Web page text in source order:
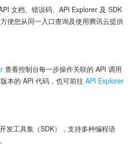
文档、错误码、API Explorer 及 SDK
便您从同一入口查询及使用腾讯云提供
查看控制台每一步操作关联的 API 调用
本的 API 代码，也可前往 API Explorer
发工具集（SDK），支持多种编程语